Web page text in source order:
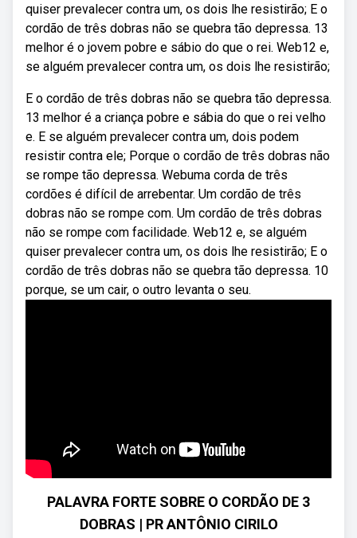
quiser prevalecer contra um, os dois lhe resistirão; E o
cordão de três dobras não se quebra tão depressa. 13
melhor é o jovem pobre e sábio do que o rei. Web12 e,
se alguém prevalecer contra um, os dois lhe resistirão;
E o cordão de três dobras não se quebra tão depressa.
13 melhor é a criança pobre e sábia do que o rei velho
e. E se alguém prevalecer contra um, dois podem
resistir contra ele; Porque o cordão de três dobras não
se rompe tão depressa. Webuma corda de três
cordões é difícil de arrebentar. Um cordão de três
dobras não se rompe com. Um cordão de três dobras
não se rompe com facilidade. Web12 e, se alguém
quiser prevalecer contra um, os dois lhe resistirão; E o
cordão de três dobras não se quebra tão depressa. 10
porque, se um cair, o outro levanta o seu.
PALAVRA FORTE SOBRE O CORDÃO DE 3
DOBRAS | PR ANTÔNIO CIRILO